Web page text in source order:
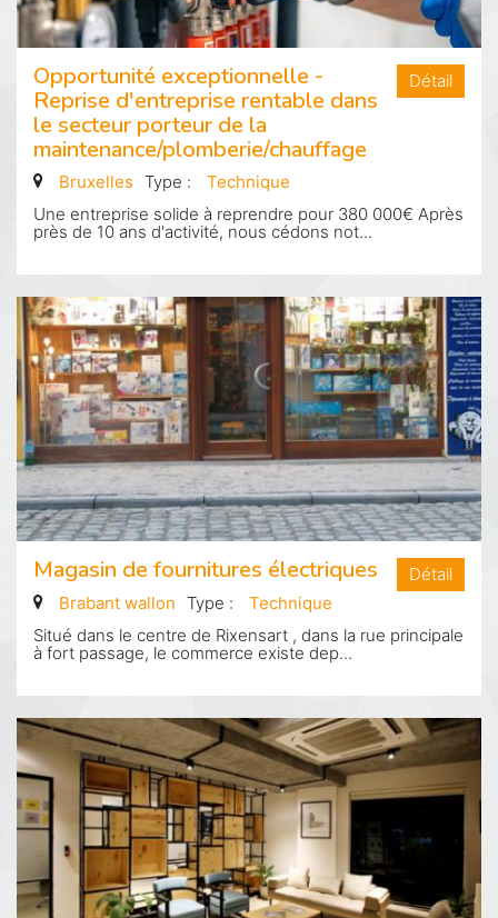
Opportunité exceptionnelle -
Reprise d'entreprise rentable dans
le secteur porteur de la
maintenance/plomberie/chauffage
Détail
Bruxelles Type :
Technique
Une entreprise solide à reprendre pour 380 000€ Après
près de 10 ans d'activité, nous cédons not...
Magasin de fournitures électriques
Détail
Brabant wallon Type :
Technique
Situé dans le centre de Rixensart , dans la rue principale
à fort passage, le commerce existe dep...